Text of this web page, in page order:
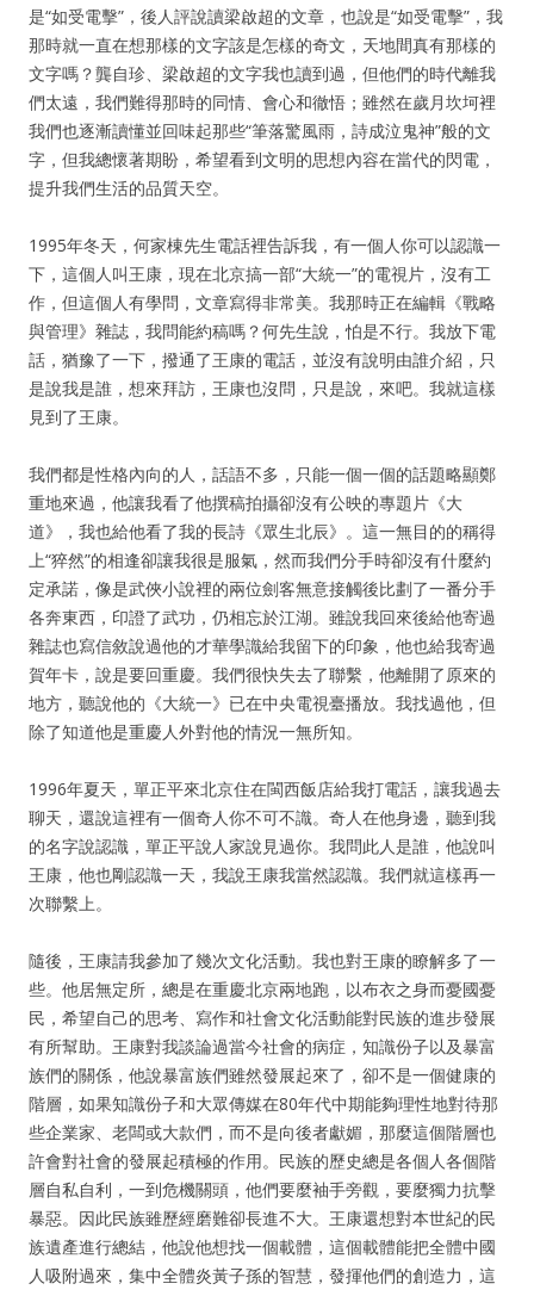
是“如受電擊”，後人評說讀梁啟超的文章，也說是“如受電擊”，我
那時就一直在想那樣的文字該是怎樣的奇文，天地間真有那樣的
文字嗎？龔自珍、梁啟超的文字我也讀到過，但他們的時代離我
們太遠，我們難得那時的同情、會心和徹悟；雖然在歲月坎坷裡
我們也逐漸讀懂並回味起那些“筆落驚風雨，詩成泣鬼神”般的文
字，但我總懷著期盼，希望看到文明的思想內容在當代的閃電，
提升我們生活的品質天空。
1995年冬天，何家棟先生電話裡告訴我，有一個人你可以認識一
下，這個人叫王康，現在北京搞一部“大統一”的電視片，沒有工
作，但這個人有學問，文章寫得非常美。我那時正在編輯《戰略
與管理》雜誌，我問能約稿嗎？何先生說，怕是不行。我放下電
話，猶豫了一下，撥通了王康的電話，並沒有說明由誰介紹，只
是說我是誰，想來拜訪，王康也沒問，只是說，來吧。我就這樣
見到了王康。
我們都是性格內向的人，話語不多，只能一個一個的話題略顯鄭
重地來過，他讓我看了他撰稿拍攝卻沒有公映的專題片《大
道》，我也給他看了我的長詩《眾生北辰》。這一無目的的稱得
上“猝然”的相逢卻讓我很是服氣，然而我們分手時卻沒有什麼約
定承諾，像是武俠小說裡的兩位劍客無意接觸後比劃了一番分手
各奔東西，印證了武功，仍相忘於江湖。雖說我回來後給他寄過
雜誌也寫信敘說過他的才華學識給我留下的印象，他也給我寄過
賀年卡，說是要回重慶。我們很快失去了聯繫，他離開了原來的
地方，聽說他的《大統一》已在中央電視臺播放。我找過他，但
除了知道他是重慶人外對他的情況一無所知。
1996年夏天，單正平來北京住在閩西飯店給我打電話，讓我過去
聊天，還說這裡有一個奇人你不可不識。奇人在他身邊，聽到我
的名字說認識，單正平說人家說見過你。我問此人是誰，他說叫
王康，他也剛認識一天，我說王康我當然認識。我們就這樣再一
次聯繫上。
隨後，王康請我參加了幾次文化活動。我也對王康的瞭解多了一
些。他居無定所，總是在重慶北京兩地跑，以布衣之身而憂國憂
民，希望自己的思考、寫作和社會文化活動能對民族的進步發展
有所幫助。王康對我談論過當今社會的病症，知識份子以及暴富
族們的關係，他說暴富族們雖然發展起來了，卻不是一個健康的
階層，如果知識份子和大眾傳媒在80年代中期能夠理性地對待那
些企業家、老闆或大款們，而不是向後者獻媚，那麼這個階層也
許會對社會的發展起積極的作用。民族的歷史總是各個人各個階
層自私自利，一到危機關頭，他們要麼袖手旁觀，要麼獨力抗擊
暴惡。因此民族雖歷經磨難卻長進不大。王康還想對本世紀的民
族遺產進行總結，他說他想找一個載體，這個載體能把全體中國
人吸附過來，集中全體炎黃子孫的智慧，發揮他們的創造力，這